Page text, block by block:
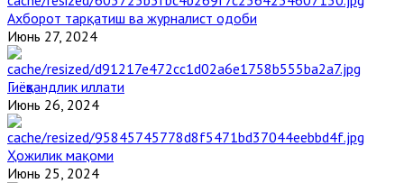
Ахборот тарқатиш ва журналист одоби
Июнь 27, 2024
Гиёҳвандлик иллати
Июнь 26, 2024
Ҳожилик мақоми
Июнь 25, 2024